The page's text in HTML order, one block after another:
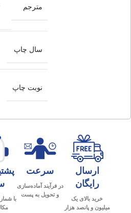
مترجم
سال چاپ
نوبت چاپ
ارسال
رایگان
خرید بالای یک
میلیون و پانصد هزار
سرعت
در فرآیند آماده‌سازی
و تحویل به پست